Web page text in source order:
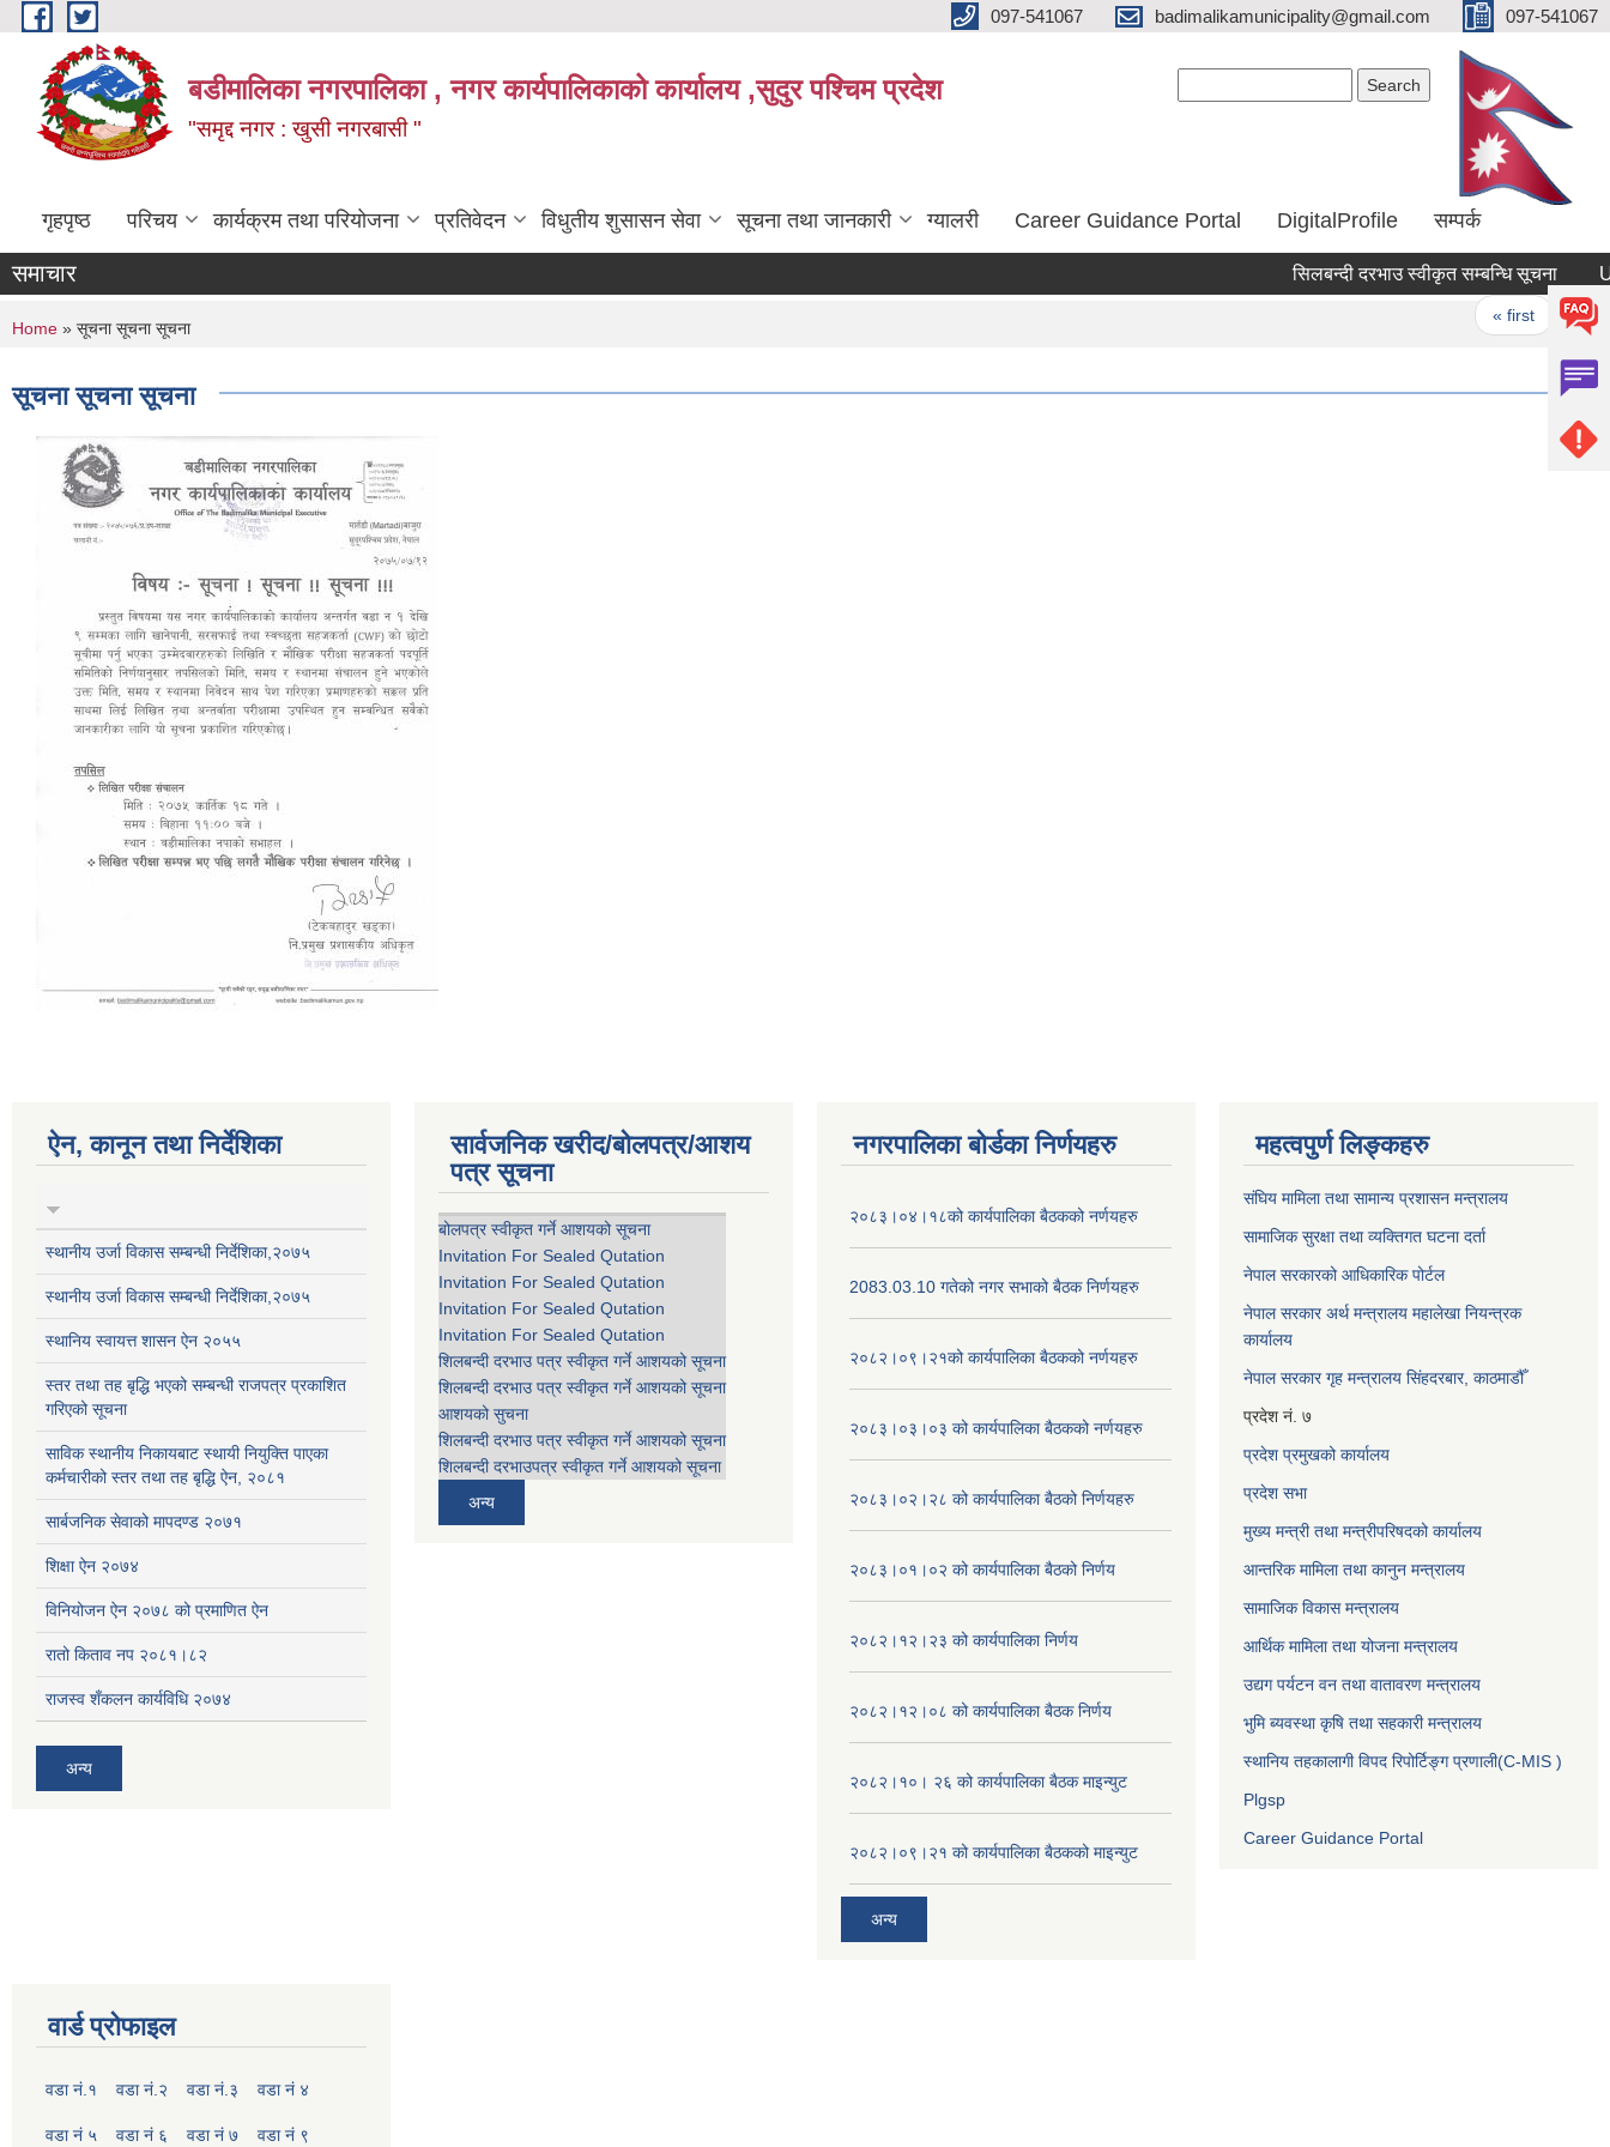
Skip to main content 097-541067 badimalikamunicipality@gmail.com 097-541067
बडीमालिका नगरपालिका , नगर कार्यपालिकाको कार्यालय ,सुदुर पश्चिम प्रदेश
"समृद्द नगर : खुसी नगरबासी "
गृहपृष्ठ परिचय कार्यक्रम तथा परियोजना प्रतिवेदन विधुतीय शुसासन सेवा सूचना तथा जानकारी ग्यालरी Career Guidance Portal DigitalProfile सम्पर्क
समाचार सिलबन्दी दरभाउ स्वीकृत सम्बन्धि सूचना
« first ‹
You are here
Home » सूचना सूचना सूचना
सूचना सूचना सूचना
ऐन, कानून तथा निर्देशिका
स्थानीय उर्जा विकास सम्बन्धी निर्देशिका,२०७५
स्थानीय उर्जा विकास सम्बन्धी निर्देशिका,२०७५
स्थानिय स्वायत्त शासन ऐन २०५५
स्तर तथा तह बृद्धि भएको सम्बन्धी राजपत्र प्रकाशित
गरिएको सूचना
साविक स्थानीय निकायबाट स्थायी नियुक्ति पाएका
कर्मचारीको स्तर तथा तह बृद्धि ऐन, २०८१
सार्बजनिक सेवाको मापदण्ड २०७१
शिक्षा ऐन २०७४
विनियोजन ऐन २०७८ को प्रमाणित ऐन
रातो किताव नप २०८१।८२
राजस्व शँकलन कार्यविधि २०७४
अन्य
सार्वजनिक खरीद/बोलपत्र/आशय
पत्र सूचना
बोलपत्र स्वीकृत गर्ने आशयको सूचना
Invitation For Sealed Qutation
Invitation For Sealed Qutation
Invitation For Sealed Qutation
Invitation For Sealed Qutation
शिलबन्दी दरभाउ पत्र स्वीकृत गर्ने आशयको सूचना
शिलबन्दी दरभाउ पत्र स्वीकृत गर्ने आशयको सूचना
आशयको सुचना
शिलबन्दी दरभाउ पत्र स्वीकृत गर्ने आशयको सूचना
शिलबन्दी दरभाउपत्र स्वीकृत गर्ने आशयको सूचना
अन्य
नगरपालिका बोर्डका निर्णयहरु
२०८३।०४।१८को कार्यपालिका बैठकको नर्णयहरु
2083.03.10 गतेको नगर सभाको बैठक निर्णयहरु
२०८२।०९।२१को कार्यपालिका बैठकको नर्णयहरु
२०८३।०३।०३ को कार्यपालिका बैठकको नर्णयहरु
२०८३।०२।२८ को कार्यपालिका बैठको निर्णयहरु
२०८३।०१।०२ को कार्यपालिका बैठको निर्णय
२०८२।१२।२३ को कार्यपालिका निर्णय
२०८२।१२।०८ को कार्यपालिका बैठक निर्णय
२०८२।१०। २६ को कार्यपालिका बैठक माइन्युट
२०८२।०९।२१ को कार्यपालिका बैठकको माइन्युट
अन्य
महत्वपुर्ण लिङ्कहरु
संघिय मामिला तथा सामान्य प्रशासन मन्त्रालय
सामाजिक सुरक्षा तथा व्यक्तिगत घटना दर्ता
नेपाल सरकारको आधिकारिक पोर्टल
नेपाल सरकार अर्थ मन्त्रालय महालेखा नियन्त्रक
कार्यालय
नेपाल सरकार गृह मन्त्रालय सिंहदरबार, काठमाडौँ
प्रदेश नं. ७
प्रदेश प्रमुखको कार्यालय
प्रदेश सभा
मुख्य मन्त्री तथा मन्त्रीपरिषदको कार्यालय
आन्तरिक मामिला तथा कानुन मन्त्रालय
सामाजिक विकास मन्त्रालय
आर्थिक मामिला तथा योजना मन्त्रालय
उद्यग पर्यटन वन तथा वातावरण मन्त्रालय
भुमि ब्यवस्था कृषि तथा सहकारी मन्त्रालय
स्थानिय तहकालागी विपद रिपोर्टिङ्ग प्रणाली(C-MIS )
Plgsp
Career Guidance Portal
वार्ड प्रोफाइल
वडा नं.१ वडा नं.२ वडा नं.३ वडा नं ४
वडा नं ५ वडा नं ६ वडा नं ७ वडा नं ९